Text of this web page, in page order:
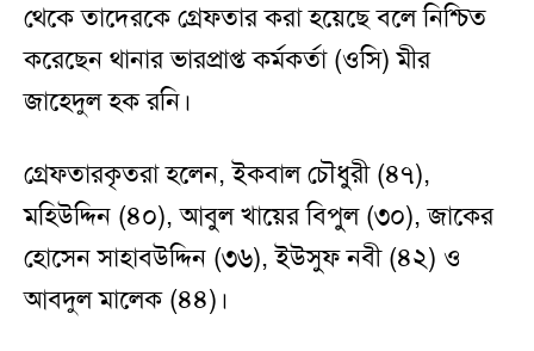
থেকে তাদেরকে গ্রেফতার করা হয়েছে বলে নিশ্চিত
করেছেন থানার ভারপ্রাপ্ত কর্মকর্তা (ওসি) মীর
জাহেদুল হক রনি।
গ্রেফতারকৃতরা হলেন, ইকবাল চৌধুরী (৪৭),
মহিউদ্দিন (৪০), আবুল খায়ের বিপুল (৩০), জাকের
হোসেন সাহাবউদ্দিন (৩৬), ইউসুফ নবী (৪২) ও
আবদুল মালেক (৪৪)।